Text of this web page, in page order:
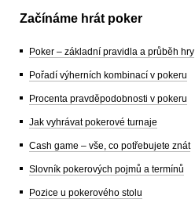
Začínáme hrát poker
Poker – základní pravidla a průběh hry
Pořadí výherních kombinací v pokeru
Procenta pravděpodobnosti v pokeru
Jak vyhrávat pokerové turnaje
Cash game – vše, co potřebujete znát
Slovník pokerových pojmů a termínů
Pozice u pokerového stolu